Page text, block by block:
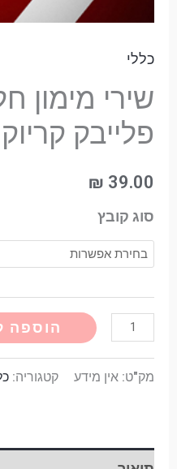
כללי
שירי מימון
פלייבק
₪ 39.00
סוג קובץ
הוספה
מק"ט: אין מידע קטגוריה: